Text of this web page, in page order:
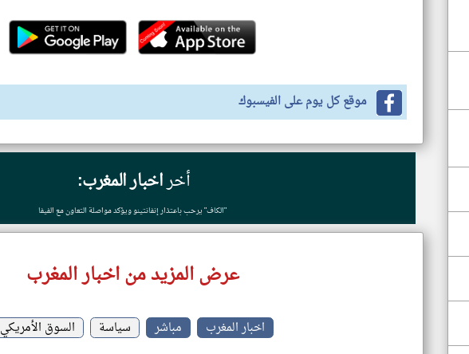
موقع كل يوم على الفيسبوك
أخراخبار المغرب:
"الكاف" يرحب باعتذار إنفانتينو ويؤكد مواصلة التعاون مع الفيفا
عرض المزيد من اخبار المغرب
اخبار المغرب مباشر سياسة السوق الأمريكي